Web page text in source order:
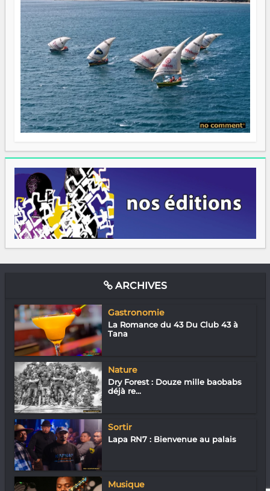
ARCHIVES
Gastronomie
La Romance du 43 Du Club 43 à
Tana
Nature
Dry Forest : Douze mille baobabs
déjà re...
Sortir
Lapa RN7 : Bienvenue au palais
Musique